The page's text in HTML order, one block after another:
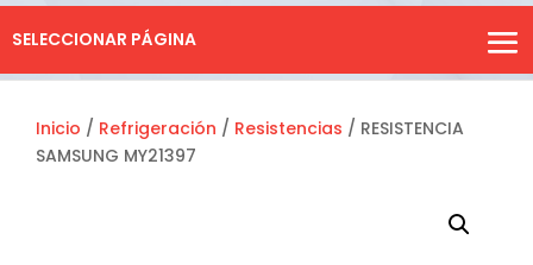
SELECCIONAR PÁGINA
Inicio / Refrigeración / Resistencias / RESISTENCIA
SAMSUNG MY21397